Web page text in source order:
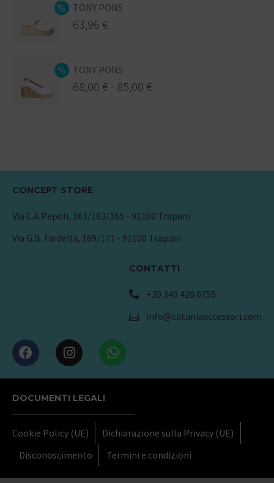
TONY PONS
63,96 €
TONY PONS
68,00 € 85,00 €
CONCEPT STORE
Via C.A.Pepoli, 161/163/165 - 91100 Trapani
Via G.B. Fardella, 169/171 - 91100 Trapani
CONTATTI
+39 349 420 0755
info@cataniaaccessori.com
DOCUMENTI LEGALI
Cookie Policy (UE)
Dichiarazione sulla Privacy (UE)
Disconoscimento
Termini e condizioni